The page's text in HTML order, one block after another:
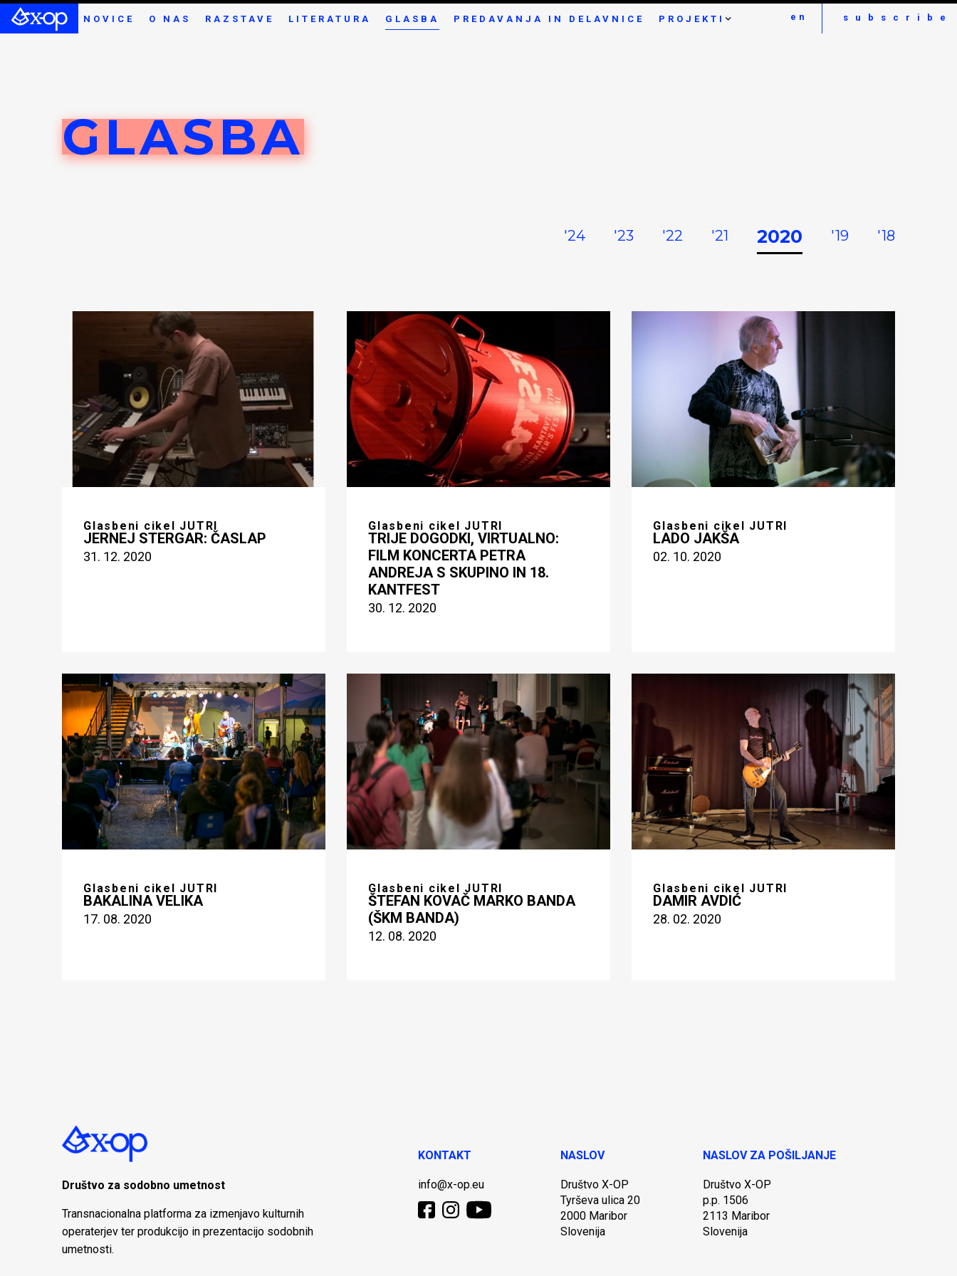
NOVICE O NAS RAZSTAVE LITERATURA GLASBA PREDAVANJA IN DELAVNICE PROJEKTI en subscribe
GLASBA
'24 '23 '22 '21 2020 '19 '18
Glasbeni cikel JUTRI
JERNEJ STERGAR: ČASLAP
31. 12. 2020
Glasbeni cikel JUTRI
TRIJE DOGODKI, VIRTUALNO:
FILM KONCERTA PETRA
ANDREJA S SKUPINO IN 18.
KANTFEST
30. 12. 2020
Glasbeni cikel JUTRI
LADO JAKŠA
02. 10. 2020
Glasbeni cikel JUTRI
BAKALINA VELIKA
17. 08. 2020
Glasbeni cikel JUTRI
ŠTEFAN KOVAČ MARKO BANDA
(ŠKM BANDA)
12. 08. 2020
Glasbeni cikel JUTRI
DAMIR AVDIĆ
28. 02. 2020
Društvo za sodobno umetnost
Transnacionalna platforma za izmenjavo kulturnih
operaterjev ter produkcijo in prezentacijo sodobnih
umetnosti.
KONTAKT
info@x-op.eu
NASLOV
Društvo X-OP
Tyrševa ulica 20
2000 Maribor
Slovenija
NASLOV ZA POŠILJANJE
Društvo X-OP
p.p. 1506
2113 Maribor
Slovenija